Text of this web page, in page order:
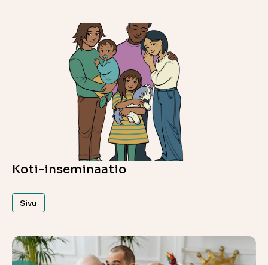
Koti-inseminaatio
Sivu